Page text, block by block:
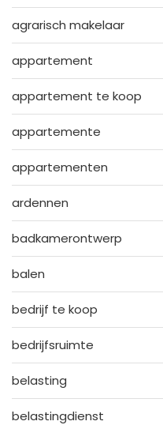
agrarisch makelaar
appartement
appartement te koop
appartemente
appartementen
ardennen
badkamerontwerp
balen
bedrijf te koop
bedrijfsruimte
belasting
belastingdienst